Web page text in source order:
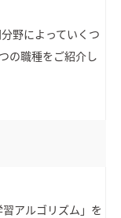
野によっていくつ
の職種をご紹介し
アルゴリズム」を